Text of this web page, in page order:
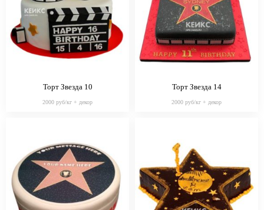
Торт Звезда 10
2000 руб/кг + декор
Торт Звезда 14
2000 руб/кг + декор